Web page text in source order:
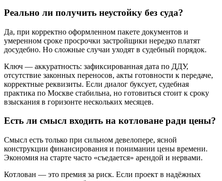
Реально ли получить неустойку без суда?
Да, при корректно оформленном пакете документов и
умеренном сроке просрочки застройщики нередко платят
досудебно. Но сложные случаи уходят в судебный порядок.
Ключ — аккуратность: зафиксированная дата по ДДУ,
отсутствие законных переносов, акты готовности к передаче,
корректные реквизиты. Если диалог буксует, судебная
практика по Москве стабильна, но готовиться стоит к сроку
взыскания в горизонте нескольких месяцев.
Есть ли смысл входить на котловане ради цены?
Смысл есть только при сильном девелопере, ясной
конструкции финансирования и понимании цены времени.
Экономия на старте часто «съедается» арендой и нервами.
Котлован — это премия за риск. Если проект в надёжных